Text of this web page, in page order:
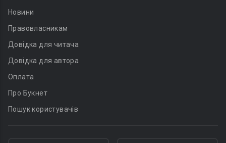
Новини
Правовласникам
Довідка для читача
Довідка для автора
Оплата
Про Букнет
Пошук користувачів